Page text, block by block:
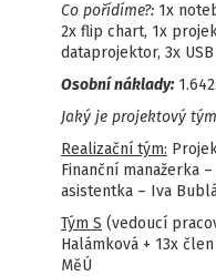
Co pořídíme?: 1x
2x flip chart, 1x
dataprojektor, 3x
Osobní náklady:
Jaký je projektový
Realizační tým:
Finanční manažerka
asistentka – Iva
Tým S (vedoucí
Halámková + 13x
MěÚ